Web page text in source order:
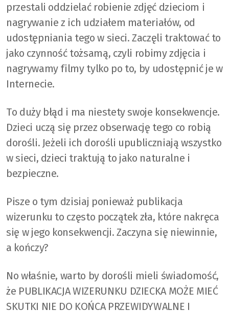
przestali oddzielać robienie zdjęć dzieciom i
nagrywanie z ich udziałem materiałów, od
udostępniania tego w sieci. Zaczęli traktować to
jako czynność tożsamą, czyli robimy zdjęcia i
nagrywamy filmy tylko po to, by udostępnić je w
Internecie.
To duży błąd i ma niestety swoje konsekwencje.
Dzieci uczą się przez obserwację tego co robią
dorośli. Jeżeli ich dorośli upubliczniają wszystko
w sieci, dzieci traktują to jako naturalne i
bezpieczne.
Pisze o tym dzisiaj ponieważ publikacja
wizerunku to często początek zła, które nakręca
się w jego konsekwencji. Zaczyna się niewinnie,
a kończy?
No właśnie, warto by dorośli mieli świadomość,
że PUBLIKACJA WIZERUNKU DZIECKA MOŻE MIEĆ
SKUTKI NIE DO KOŃCA PRZEWIDYWALNE I